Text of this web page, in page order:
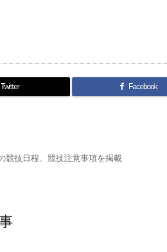
Twitter Facebook
競技日程、競技注意事項を掲載